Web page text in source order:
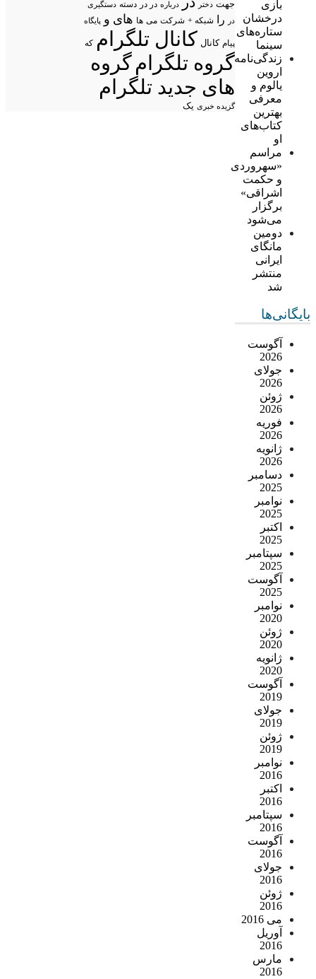
بازی
درخشان
ستاره‌های
سینما
زندگی‌نامه
اروین
یالوم و
معرفی
بهترین
کتاب‌های
او
مراسم
«سهروردی
و حکمت
اشراقی»
برگزار
می‌شود
دومین
مانگای
ایرانی
منتشر
شد
بایگانی‌ها
آگوست
2026
جولای
2026
ژوئن
2026
فوریه
2026
ژانویه
2026
دسامبر
2025
نوامبر
2025
اکتبر
2025
سپتامبر
2025
آگوست
2025
نوامبر
2020
ژوئن
2020
ژانویه
2020
آگوست
2019
جولای
2019
ژوئن
2019
نوامبر
2016
اکتبر
2016
سپتامبر
2016
آگوست
2016
جولای
2016
ژوئن
2016
می 2016
آوریل
2016
مارس
2016
جهت دختر درباره در در دسته دستگیری
در
را شبکه + شرکت می ها های و پایگاه
پیام کانال کانال تلگرام که
گروه تلگرامگروه
های جدید تلگرام
گزیده خبری یک